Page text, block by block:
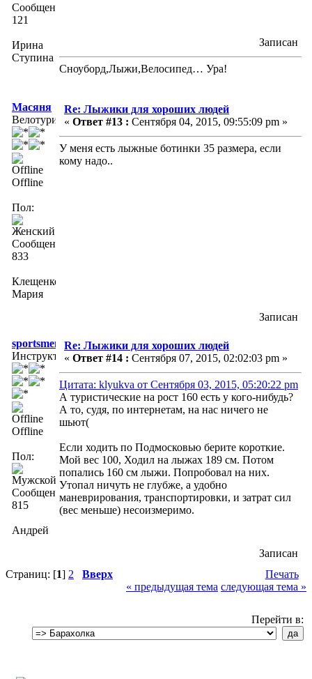
Сообщений:
121
Ирина
Ступина
Записан
Сноуборд,Лыжи,Велосипед… Ура!
Масяня
Велотурист
Offline
Пол:
Сообщений:
833
Клещенко
Мария
Re: Лыжики для хороших людей
« Ответ #13 : Сентября 04, 2015, 09:55:09 pm »
У меня есть лыжные ботинки 35 размера, если
кому надо..
Записан
sportsmen
Инструктор
Offline
Пол:
Сообщений:
815
Андрей
Re: Лыжики для хороших людей
« Ответ #14 : Сентября 07, 2015, 02:02:03 pm »
Цитата: klyukva от Сентября 03, 2015, 05:20:22 pm
А туристические на рост 160 есть у кого-нибудь?
А то, судя, по интернетам, на нас ничего не
шьют(
Если ходить по Подмосковью берите короткие.
Мой вес 100, Ходил на лыжах 189 см. Потом
попались 160 см лыжи. Попробовал на них.
Утопал ничуть не глубже, а удобно
маневрирования, транспортировки, и затрат сил
(вес меньше) несоизмеримо.
Записан
Страниц: [1] 2 Вверх
Печать
« предыдущая тема следующая тема »
Перейти в: